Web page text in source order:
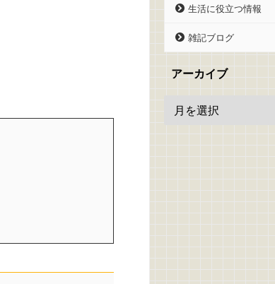
生活に役立つ情報
雑記ブログ
アーカイブ